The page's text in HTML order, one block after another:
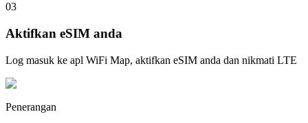
03
Aktifkan eSIM anda
Log masuk ke apl WiFi Map, aktifkan eSIM anda dan nikmati LTE
Penerangan